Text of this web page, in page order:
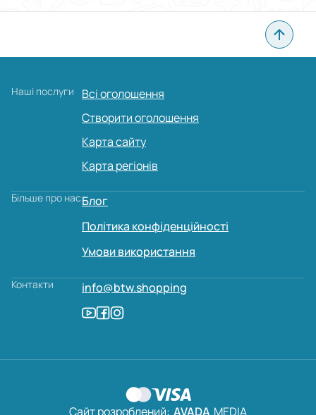
Наші послуги
Всі оголошення
Створити оголошення
Карта сайту
Карта регіонів
Більше про насБлог
Політика конфіденційності
Умови використання
Контакти info@btw.shopping
Сайт розроблений: AVADA MEDIA